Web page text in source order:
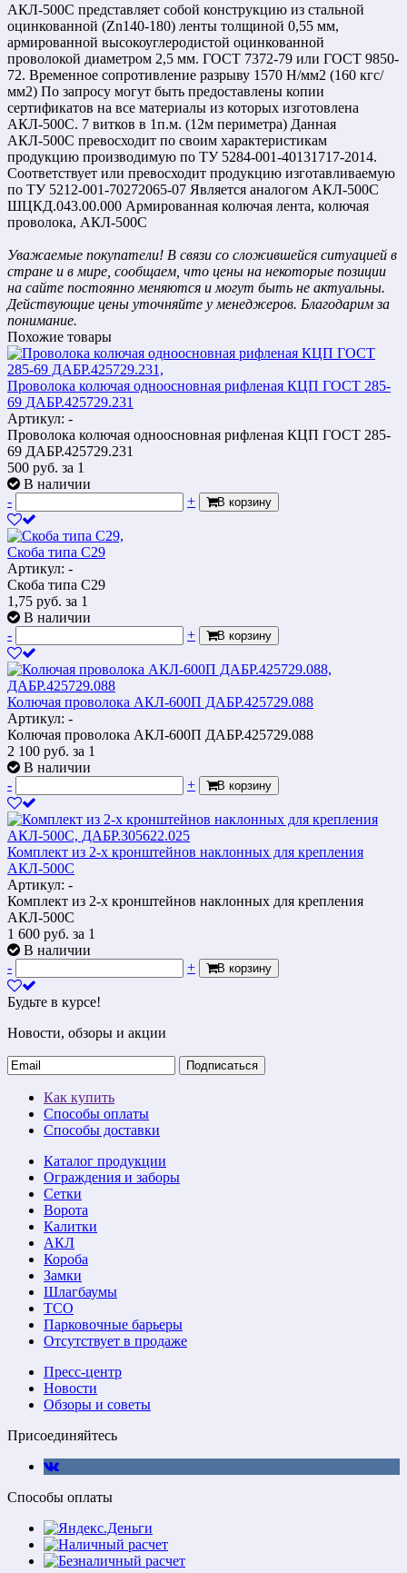
АКЛ-500C представляет собой конструкцию из стальной
оцинкованной (Zn140-180) ленты толщиной 0,55 мм,
армированной высокоуглеродистой оцинкованной
проволокой диаметром 2,5 мм. ГОСТ 7372-79 или ГОСТ 9850-
72. Временное сопротивление разрыву 1570 Н/мм2 (160 кгс/
мм2) По запросу могут быть предоставлены копии
сертификатов на все материалы из которых изготовлена
АКЛ-500C. 7 витков в 1п.м. (12м периметра) Данная
АКЛ-500C превосходит по своим характеристикам
продукцию производимую по ТУ 5284-001-40131717-2014.
Соответствует или превосходит продукцию изготавливаемую
по ТУ 5212-001-70272065-07 Является аналогом АКЛ-500C
ШЦКД.043.00.000 Армированная колючая лента, колючая
проволока, АКЛ-500C
Уважаемые покупатели! В связи со сложившейся ситуацией в
стране и в мире, сообщаем, что цены на некоторые позиции
на сайте постоянно меняются и могут быть не актуальны.
Действующие цены уточняйте у менеджеров. Благодарим за
понимание.
Похожие товары
Проволока колючая одноосновная рифленая КЦП ГОСТ 285-
69 ДАБР.425729.231
Артикул: -
Проволока колючая одноосновная рифленая КЦП ГОСТ 285-
69 ДАБР.425729.231
500 руб. за 1
В наличии
-
+ В корзину
Скоба типа С29
Артикул: -
Скоба типа С29
1,75 руб. за 1
В наличии
-
+ В корзину
Колючая проволока АКЛ-600П ДАБР.425729.088
Артикул: -
Колючая проволока АКЛ-600П ДАБР.425729.088
2 100 руб. за 1
В наличии
-
+ В корзину
Комплект из 2-х кронштейнов наклонных для крепления
АКЛ-500С
Артикул: -
Комплект из 2-х кронштейнов наклонных для крепления
АКЛ-500С
1 600 руб. за 1
В наличии
-
+ В корзину
Будьте в курсе!
Новости, обзоры и акции
Подписаться
Как купить
Способы оплаты
Способы доставки
Каталог продукции
Ограждения и заборы
Сетки
Ворота
Калитки
АКЛ
Короба
Замки
Шлагбаумы
ТСО
Парковочные барьеры
Отсутствует в продаже
Пресс-центр
Новости
Обзоры и советы
Присоединяйтесь
Способы оплаты